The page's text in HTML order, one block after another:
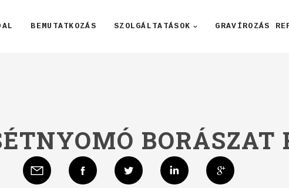
BEMUTATKOZÁS SZOLGÁLTATÁSOK GRAVÍROZÁS
BORÁSZAT